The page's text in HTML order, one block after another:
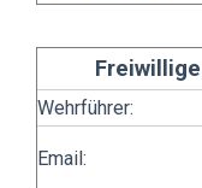
Wehrführer:
Email: